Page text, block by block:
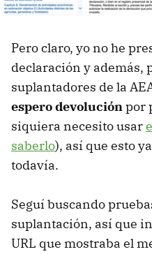
Pero claro, yo no he
declaración y además,
suplantadores de la
espero devoluciónpor
siquiera necesito usar
saberlo), así que esto
todavía.
Seguí buscando
suplantación, así que
URL que mostraba el